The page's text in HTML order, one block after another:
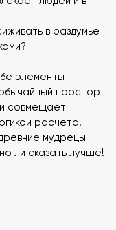
в раздумье
элементы
простор
совмещает
расчета.
мудрецы
ли сказать лучше!